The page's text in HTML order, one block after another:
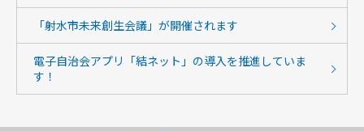
「射水市未来創生会議」が開催されます
電子自治会アプリ「結ネット」の導入を推進していま
す！